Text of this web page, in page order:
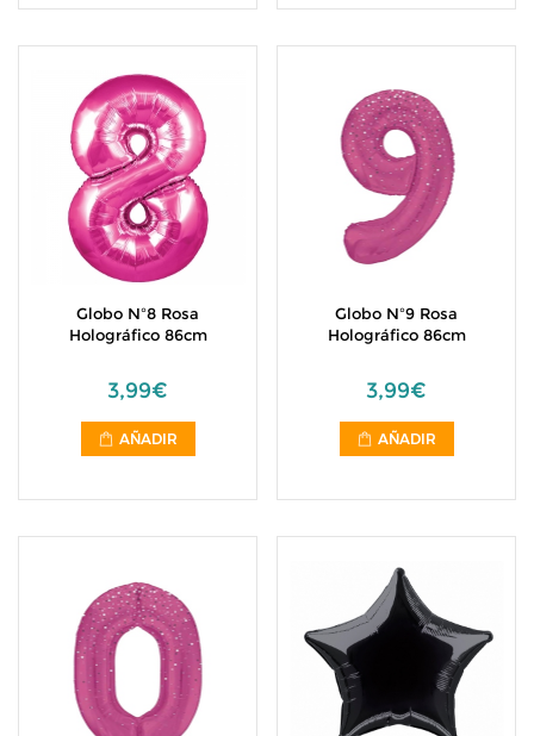
Globo Nº8 Rosa
Holográfico 86cm
3,99€
AÑADIR
Globo Nº9 Rosa
Holográfico 86cm
3,99€
AÑADIR